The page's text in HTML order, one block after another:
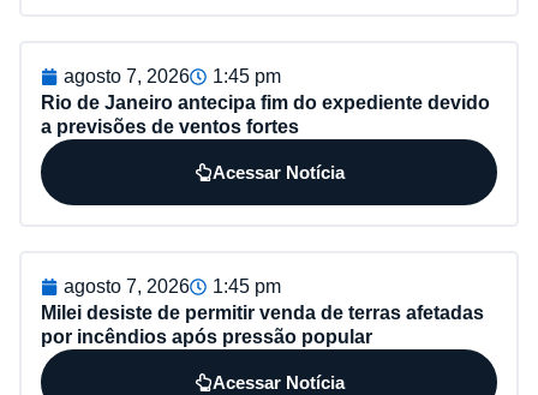
agosto 7, 2026
1:45 pm
Rio de Janeiro antecipa fim do expediente devido
a previsões de ventos fortes
Acessar Notícia
agosto 7, 2026
1:45 pm
Milei desiste de permitir venda de terras afetadas
por incêndios após pressão popular
Acessar Notícia